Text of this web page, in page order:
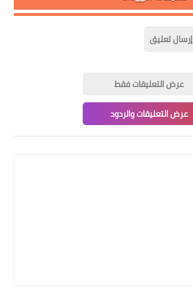
إرسال تعليق
عرض التعليقات فقط
عرض التعليقات والردود